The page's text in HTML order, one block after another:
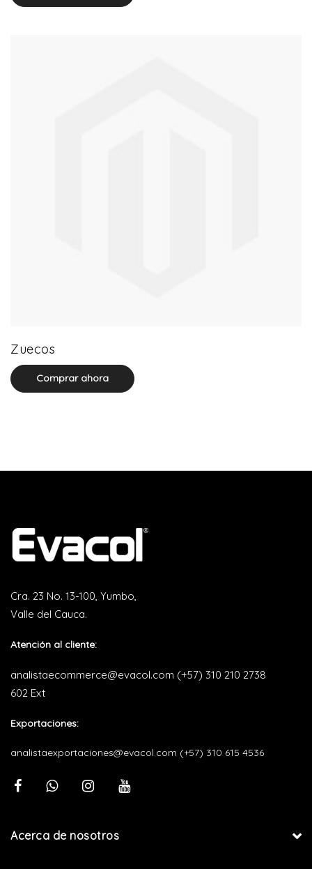
Zuecos
Comprar ahora
Cra. 23 No. 13-100, Yumbo,
Valle del Cauca.
Atención al cliente:
analistaecommerce@evacol.com (+57) 310 210 2738
602 Ext
Exportaciones:
analistaexportaciones@evacol.com (+57) 310 615 4536
Acerca de nosotros